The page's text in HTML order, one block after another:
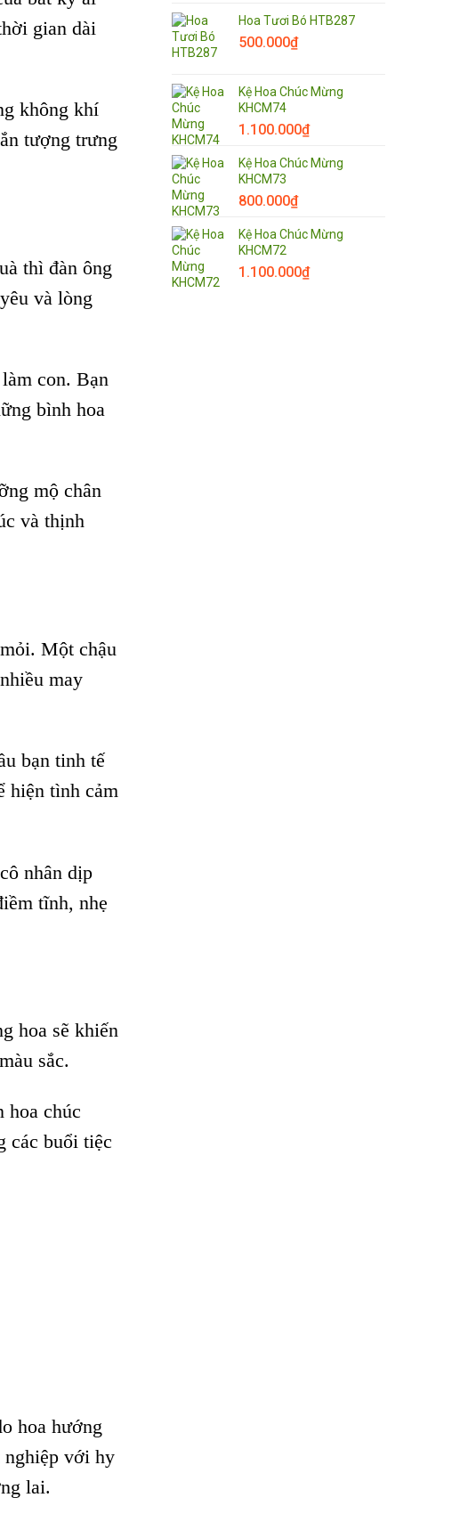
gian dài
không khí
tượng trưng
thì đàn ông
và lòng
con. Bạn
bình hoa
mộ chân
và thịnh
Một chậu
may
bạn tinh tế
hiện tình cảm
nhân dịp
tĩnh, nhẹ
hoa sẽ khiến
sắc.
hoa chúc
các buổi tiệc
hoa hướng
nghiệp với hy
lai.
Hoa Tươi Bó HTB287
500.000₫
Kệ Hoa Chúc Mừng
KHCM74
1.100.000₫
Kệ Hoa Chúc Mừng
KHCM73
800.000₫
Kệ Hoa Chúc Mừng
KHCM72
1.100.000₫